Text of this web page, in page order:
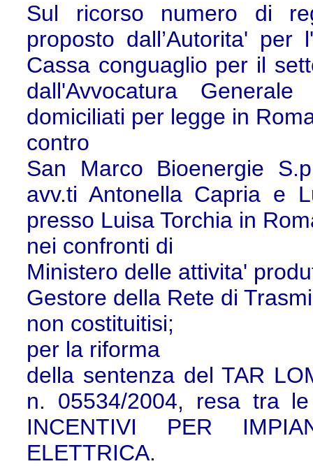
Sul ricorso numero di
proposto dall’Autorita'
Cassa conguaglio per il
dall'Avvocatura
domiciliati per legge in
contro
San Marco Bioenergie
avv.ti Antonella Capria e
presso Luisa Torchia in
nei confronti di
Ministero delle attivita'
Gestore della Rete di
non costituitisi;
per la riforma
della sentenza del TAR
n. 05534/2004, resa tra
INCENTIVI PER
ELETTRICA.